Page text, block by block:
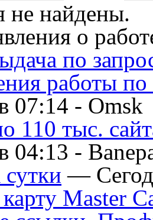
не найдены.
о
по
работы
07:14 - Omsk
110 тыс.
04:13 -
—
Master